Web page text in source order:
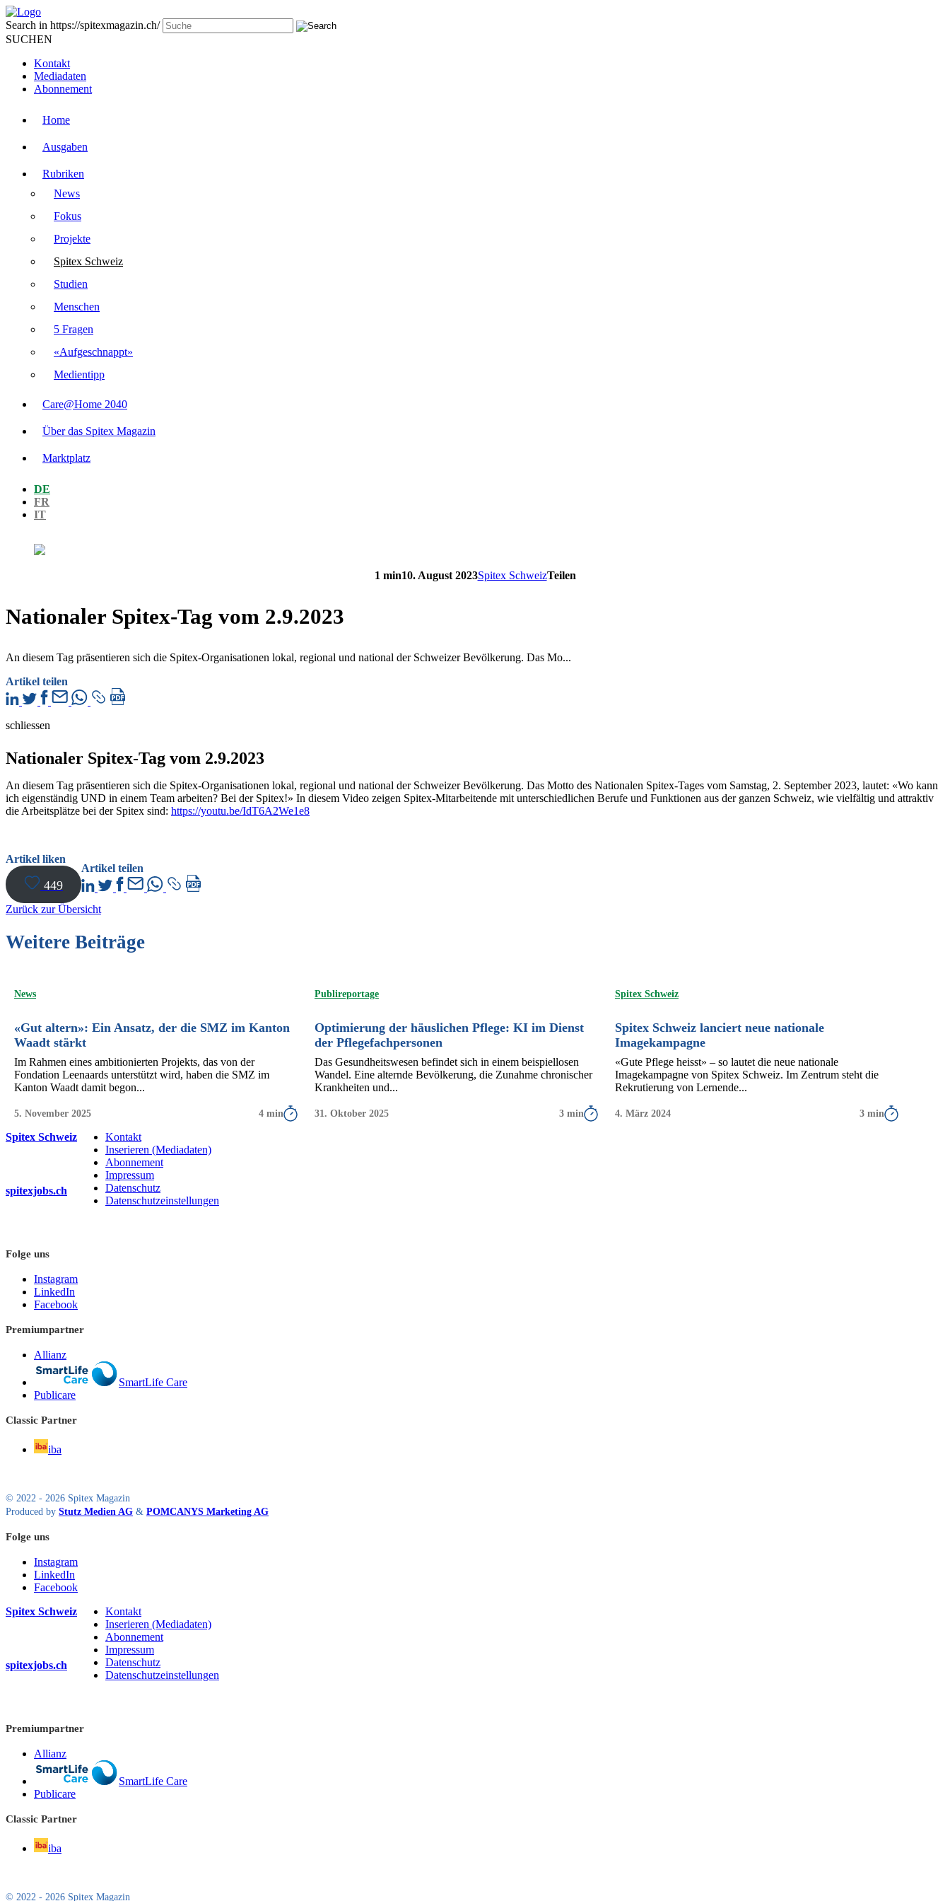
Search in https://spitexmagazin.ch/
SUCHEN
Kontakt
Mediadaten
Abonnement
Home
Ausgaben
Rubriken
News
Fokus
Projekte
Spitex Schweiz
Studien
Menschen
5 Fragen
«Aufgeschnappt»
Medientipp
Care@Home 2040
Über das Spitex Magazin
Marktplatz
DE
FR
IT
1 min10. August 2023Spitex SchweizTeilen
Nationaler Spitex-Tag vom 2.9.2023
An diesem Tag präsentieren sich die Spitex-Organisationen lokal, regional und national der Schweizer Bevölkerung. Das Mo...
Artikel teilen
schliessen
Nationaler Spitex-Tag vom 2.9.2023
An diesem Tag präsentieren sich die Spitex-Organisationen lokal, regional und national der Schweizer Bevölkerung. Das Motto des Nationalen Spitex-Tages vom Samstag, 2. September 2023, lautet: «Wo kann
ich eigenständig UND in ­einem Team arbeiten? Bei der Spitex!» In diesem Video zeigen Spitex-Mitarbeitende mit unterschiedlichen Berufe und Funktionen aus der ganzen Schweiz, wie vielfältig und attraktiv
die Arbeitsplätze bei der Spitex sind: https://youtu.be/IdT6A2We1e8
Artikel liken
449
Artikel teilen
Zurück zur Übersicht
Weitere Beiträge
News
«Gut altern»: Ein Ansatz, der die SMZ im Kanton
Waadt stärkt
Im Rahmen eines ambitionierten Projekts, das von der
Fondation Leenaards unterstützt wird, haben die SMZ im
Kanton Waadt damit begon...
5. November 2025 4 min
Publireportage
Optimierung der häuslichen Pflege: KI im Dienst
der Pflegefachpersonen
Das Gesundheitswesen befindet sich in einem beispiellosen
Wandel. Eine alternde Bevölkerung, die Zunahme chronischer
Krankheiten und...
31. Oktober 2025 3 min
Spitex Schweiz
Spitex Schweiz lanciert neue nationale
Imagekampagne
«Gute Pflege heisst» – so lautet die neue nationale
Imagekampagne von Spitex Schweiz. Im Zentrum steht die
Rekrutierung von Lernende...
4. März 2024 3 min
Spitex Schweiz
spitexjobs.ch
Kontakt
Inserieren (Mediadaten)
Abonnement
Impressum
Datenschutz
Datenschutzeinstellungen
Folge uns
Instagram
LinkedIn
Facebook
Premiumpartner
Allianz
SmartLife Care
Publicare
Classic Partner
iba
© 2022 - 2026 Spitex Magazin
Produced by Stutz Medien AG & POMCANYS Marketing AG
Folge uns
Instagram
LinkedIn
Facebook
Spitex Schweiz
spitexjobs.ch
Kontakt
Inserieren (Mediadaten)
Abonnement
Impressum
Datenschutz
Datenschutzeinstellungen
Premiumpartner
Allianz
SmartLife Care
Publicare
Classic Partner
iba
© 2022 - 2026 Spitex Magazin